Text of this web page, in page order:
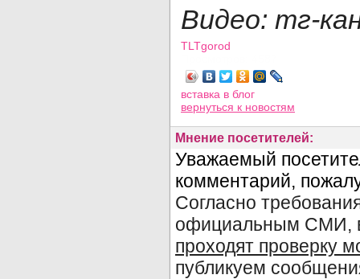
Видео: тг-
TLTgorod
вставка в блог
вернуться к новостям
Мнение посетителей: